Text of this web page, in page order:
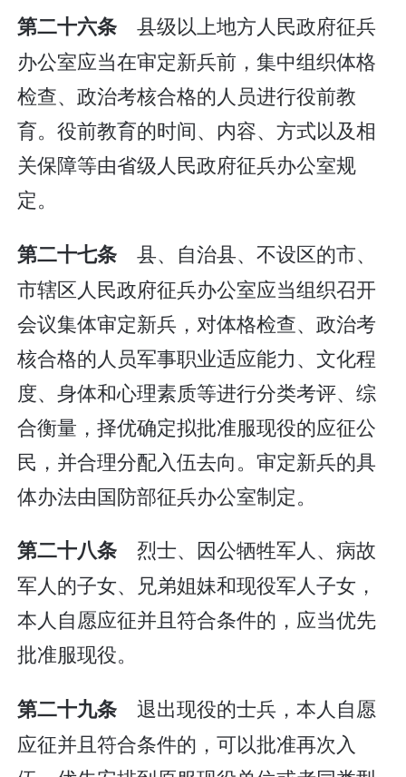
第二十六条 县级以上地方人民政府征兵
办公室应当在审定新兵前，集中组织体格
检查、政治考核合格的人员进行役前教
育。役前教育的时间、内容、方式以及相
关保障等由省级人民政府征兵办公室规
定。
第二十七条 县、自治县、不设区的市、
市辖区人民政府征兵办公室应当组织召开
会议集体审定新兵，对体格检查、政治考
核合格的人员军事职业适应能力、文化程
度、身体和心理素质等进行分类考评、综
合衡量，择优确定拟批准服现役的应征公
民，并合理分配入伍去向。审定新兵的具
体办法由国防部征兵办公室制定。
第二十八条 烈士、因公牺牲军人、病故
军人的子女、兄弟姐妹和现役军人子女，
本人自愿应征并且符合条件的，应当优先
批准服现役。
第二十九条 退出现役的士兵，本人自愿
应征并且符合条件的，可以批准再次入